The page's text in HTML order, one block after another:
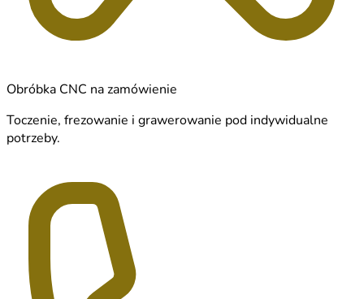
Obróbka CNC na zamówienie
Toczenie, frezowanie i grawerowanie pod indywidualne
potrzeby.